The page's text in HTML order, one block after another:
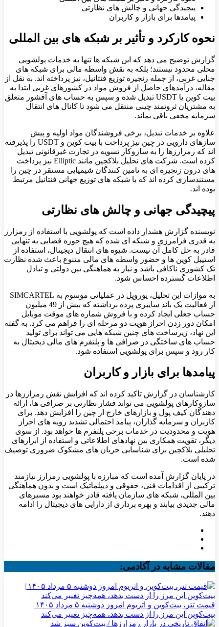
پیچیدگی جهانی و چالش های نظارتی
پیامدها برای بازار و کاربران
نحوه کارکرد و تأثیر بر شبکه های بین المللی
گزارش توضیح می دهد که این شبکه ها تنها به خدمات پولشویی
محلی محدود نیستند؛ بلکه به نقش واسطه مالی برای شبکه های
جنایی غربی، از جمله زنجیره توزیع فنتانیل، نیز پرداخته اند. به نقل از
مقاله، درآمدهای حاصل از فروش مواد در کشورهای غربی ابتدا به
بیت کوین یا USDT تبدیل شده و سپس به حساب های آفشور متعلق
به مشتریان ثروتمند چینی منتقل می شود تا کانال های انتقال
سرمایه مخفی باقی بماند.
علاوه بر خدمات تبدیل، برخی فروشندگان مواد اولیه و پیش
سازهای دارویی در چین نیز پرداخت با بیت کوین و USDT را پذیرفته
اند که رمزارزها را به سازوکار تسویه در تجارت غیرقانونی تبدیل
کرده است. شرکت های تحلیل بلاکچین مانند Elliptic نیز پرداخت
های درون زنجیره ای به تامین کنندگان شیمیایی مستقر در چین را
مستندسازی کرده اند که با شبکه های توزیع جهانی فنتانیل مرتبط
بوده اند.
پیچیدگی جهانی و چالش های نظارتی
نویسنده گزارش هشدار داده است که پولشویی با استفاده از رمزارز
به قدری فرامرزی و شبکه ای شده که هیچ حوزه قضایی به تنهایی
قادر به حل کامل آن نیست. شیوه های انتقال دیجیتال، استفاده از
استیبل کوین ها و حضور واسطه های مالی متنوع باعث شده نظارت
تک کشوری ناکافی باشد و نیاز به هماهنگی بین دولتی و تبادل
اطلاعات گسترده احساس شود.
به موازات این تحلیل، یوروپل در عملیاتی موسوم به SIMCARTEL
از فعالیت یک باند سایبری پرده برداشته که بیش از 49 میلیون
حساب جعلی ایجاد کرده و با فروش شماره های موقت موبایل
امکان دور زدن احراز هویت دو مرحله ای را فراهم می کرد. به گفته
این نهاد، زیرساخت های چنین شبکه هایی می تواند برای تولید
حساب های ساختگی در صرافی ها و پلتفرم های مالی دیجیتال به
کار رود و سپس برای پولشویی استفاده شود.
پیامدها برای بازار و کاربران
کارشناسان در گزارش تاکید کرده اند که افزایش نقش رمزارزها در
سازوکارهای پولشویی می تواند فشار نظارتی بر صرافی ها، ارائه
دهندگان کیف پول و بازارهای خارج از چین را افزایش دهد. برای
کاربران و سرمایه گذاران، پیامد احتمالی تشدید رویه های احراز
هویت و محدودیت در خدمات برخی پلتفرم ها خواهد بود. از سوی
دیگر، تقویت همکاری بین نهادهای اطلاعاتی و استفاده از ابزارهای
تحلیلی بلاکچین برای شناسایی جریان های مشکوک ضروری توصیف
شده است.
در پایان گزارش آمده است که مبارزه با پولشویی رمزارز نیازمند
ترکیبی از اقدامات فنی، حقوقی و دیپلماتیک است و بدون هماهنگی
بین المللی، شبکه های سازمان یافته قادر خواهند بود مسیرهای
مالی جدیدی بیابند و بهره برداری از دارایی های دیجیتال را ادامه
دهند.
مقالات مشابه در آکادمی:
قیمت تتر، بیت‌کوین و اتریوم امروز دوشنبه ۵ مرداد ۱۴۰۵ |
بیت‌کوین این مرز را از دست بدهد، همه‌چیز تغییر می‌کند